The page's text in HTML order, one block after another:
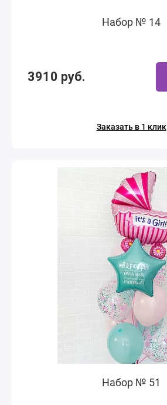
Набор № 14
3910 руб.
Заказать в 1 клик
Набор № 51